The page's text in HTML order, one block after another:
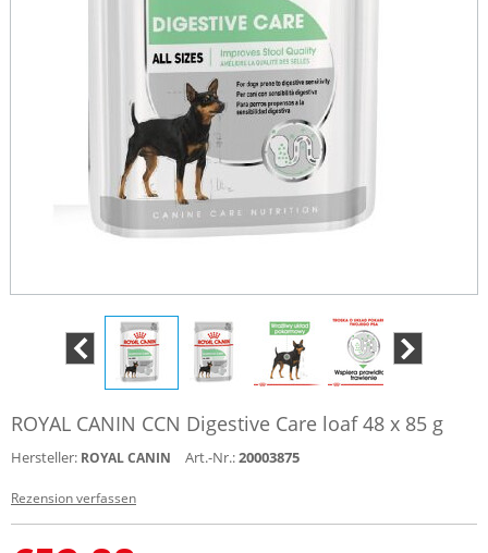
ROYAL CANIN CCN Digestive Care loaf 48 x 85 g
Hersteller: ROYAL CANIN Art.-Nr.:20003875
Rezension verfassen